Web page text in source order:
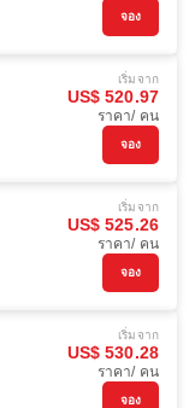
จอง
เริ่มจาก
US$ 520.97
ราคา/ คน
จอง
เริ่มจาก
US$ 525.26
ราคา/ คน
จอง
เริ่มจาก
US$ 530.28
ราคา/ คน
จอง